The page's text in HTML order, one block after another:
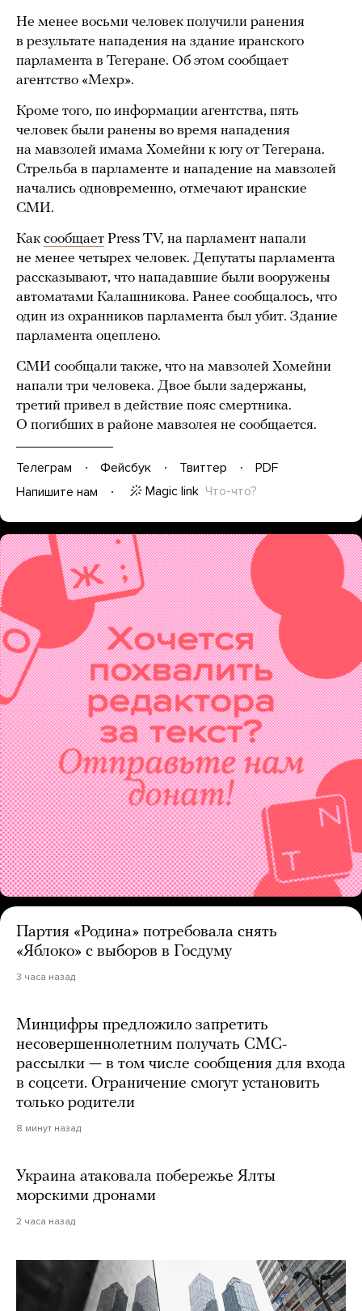
Не менее восьми человек получили ранения
в результате нападения на здание иранского
парламента в Тегеране. Об этом сообщает
агентство «Мехр».
Кроме того, по информации агентства, пять
человек были ранены во время нападения
на мавзолей имама Хомейни к югу от Тегерана.
Стрельба в парламенте и нападение на мавзолей
начались одновременно, отмечают иранские
СМИ.
Как сообщает Press TV, на парламент напали
не менее четырех человек. Депутаты парламента
рассказывают, что нападавшие были вооружены
автоматами Калашникова. Ранее сообщалось, что
один из охранников парламента был убит. Здание
парламента оцеплено.
СМИ сообщали также, что на мавзолей Хомейни
напали три человека. Двое были задержаны,
третий привел в действие пояс смертника.
О погибших в районе мавзолея не сообщается.
Телеграм Фейсбук Твиттер
PDF
Напишите нам
Magic link Что-что?
Партия «Родина» потребовала снять
«Яблоко» с выборов в Госдуму
3 часа назад
Минцифры предложило запретить
несовершеннолетним получать СМС-
рассылки — в том числе сообщения для входа
в соцсети. Ограничение смогут установить
только родители
8 минут назад
Украина атаковала побережье Ялты
морскими дронами
2 часа назад